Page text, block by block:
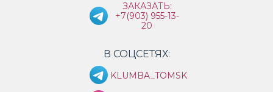
ЗАКАЗАТЬ:
+7(903) 955-13-
20
В СОЦСЕТЯХ:
KLUMBA_TOMSK